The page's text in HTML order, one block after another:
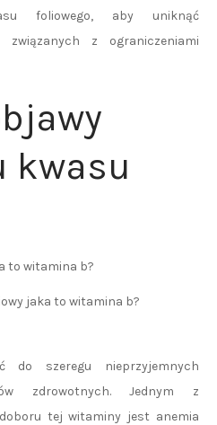
foliowego, aby uniknąć
związanych z ograniczeniami
kwasu
jaka to witamina b?
do szeregu nieprzyjemnych
zdrowotnych. Jednym z
tej witaminy jest anemia